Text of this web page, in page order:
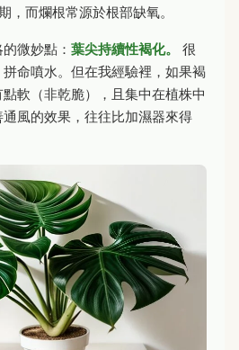
，而爛根常源於根部缺氧。
微妙點： 葉尖持續性褐化。
很
命噴水。但在我經驗裡，如果褐
軟（非乾脆），且集中在植株中
風的效果，往往比加濕器來得